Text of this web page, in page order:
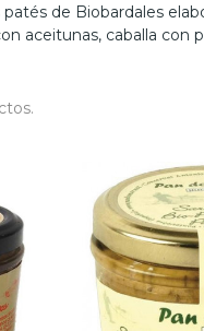
patés de Biobardales
aceitunas, caballa con